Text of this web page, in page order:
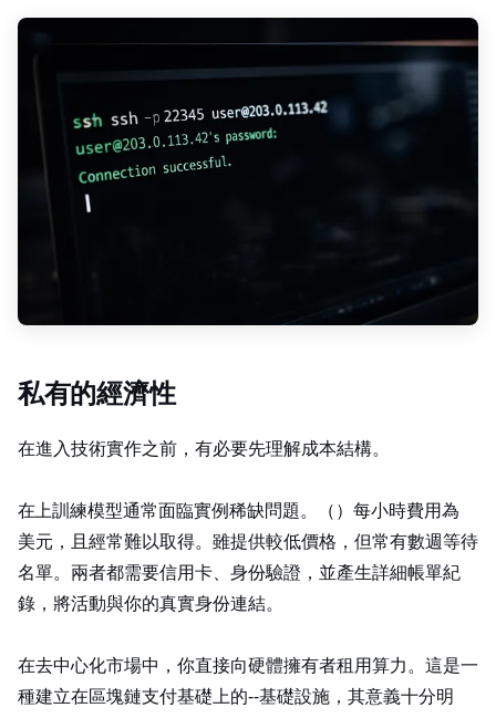
私有 Fine-Tuning 的經濟性
在進入技術實作之前，有必要先理解成本結構。
在 AWS 上訓練模型通常面臨實例稀缺問題。p4d.24xlarge（8×A100 GPU）每小時費用為 32.77
美元，且經常難以取得。Lambda Labs 雖提供較低價格，但常有數週等待
名單。兩者都需要信用卡、身份驗證，並產生詳細帳單紀
錄，將 AI 活動與你的真實身份連結。
在去中心化市場中，你直接向硬體擁有者租用算力。這是一
種建立在區塊鏈支付基礎上的 peer‑to‑peer 基礎設施，其意義十分明